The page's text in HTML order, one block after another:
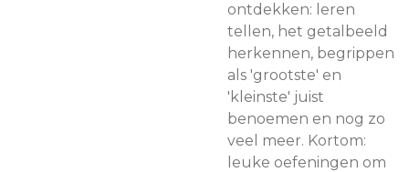
ontdekken: leren
tellen, het getalbeeld
herkennen, begrippen
als 'grootste' en
'kleinste' juist
benoemen en nog zo
veel meer. Kortom:
leuke oefeningen om